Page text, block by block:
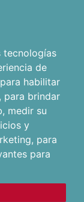
tecnologías
de
para habilitar
, para brindar
, medir su
y
, para
para